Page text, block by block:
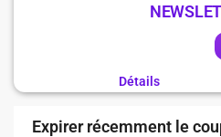
Détails
Expirer récemment le